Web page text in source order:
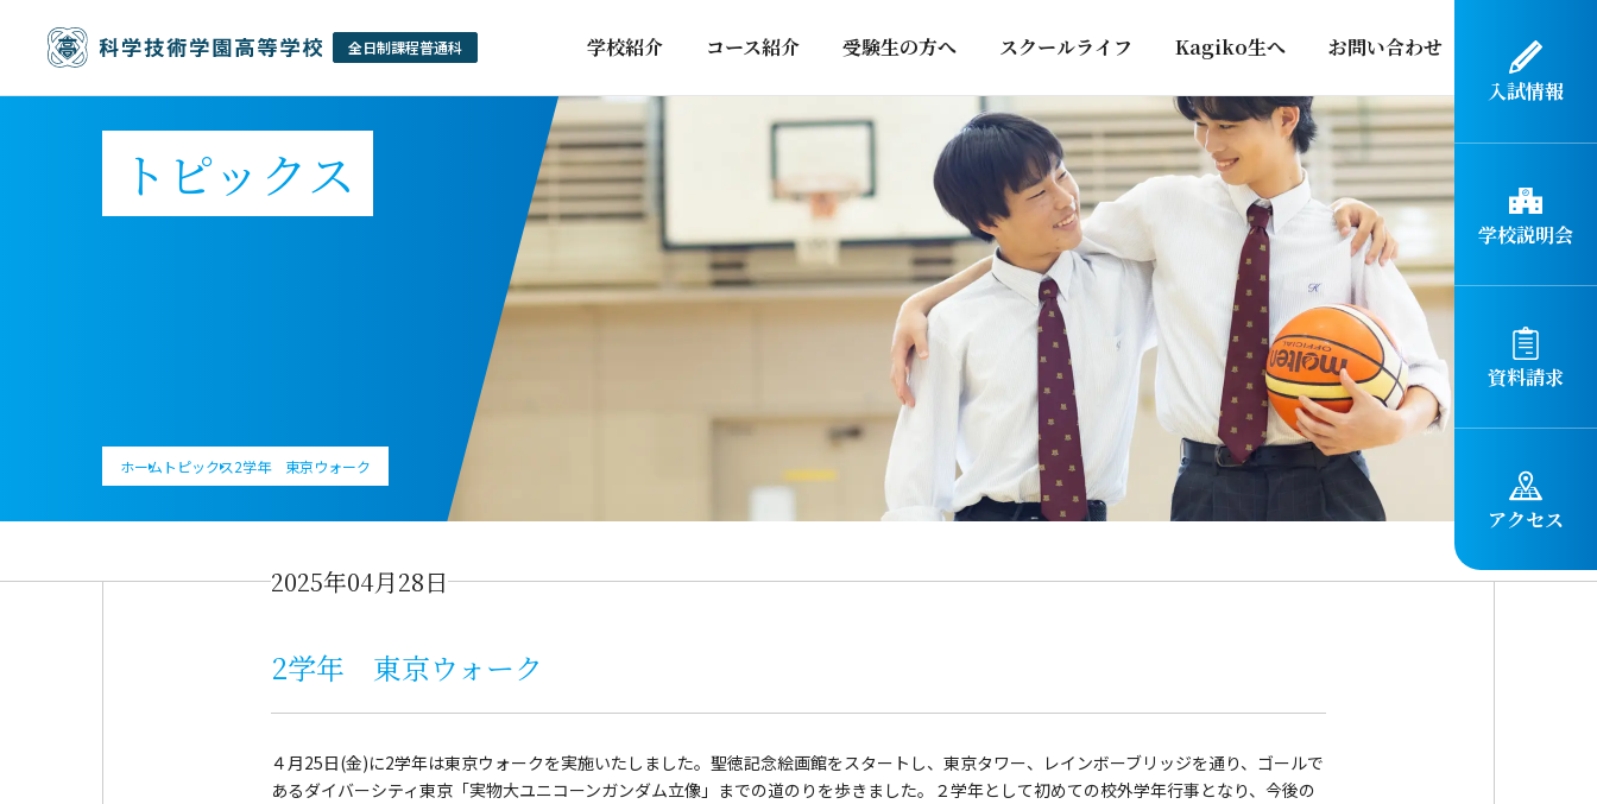
入試情報
学校説明会
資料請求
アクセス
学校紹介 コース紹介 受験生の方へ スクールライフ Kagiko生へ お問い合わせ
トピックス
ホーム トピックス2学年 東京ウォーク
2025年04月28日
2学年 東京ウォーク
４月25日(金)に2学年は東京ウォークを実施いたしました。聖徳記念絵画館をスタートし、東京タワー、レインボーブリッジを通り、ゴールで
あるダイバーシティ東京「実物大ユニコーンガンダム立像」までの道のりを歩きました。２学年として初めての校外学年行事となり、今後の